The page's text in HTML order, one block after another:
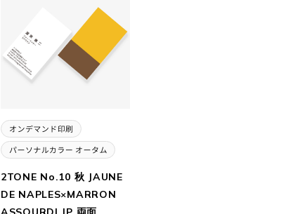
2TONE No.10 秋 JAUNE
DE NAPLES×MARRON